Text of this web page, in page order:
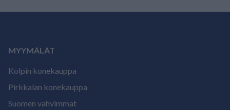
MYYMÄLÄT
Kolpin konekauppa
Pirkkalan konekauppa
Suomen vahvimmat